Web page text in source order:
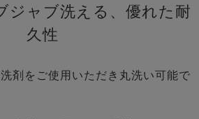
ジャブ洗える、優れた耐
久性
剤をご使用いただき丸洗い可能で